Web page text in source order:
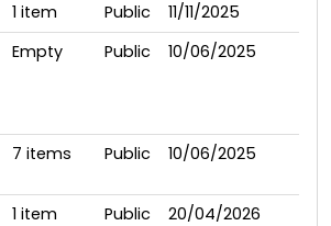
1 item Public
11/11/2025
Empty Public 10/06/2025
7 items Public 10/06/2025
1 item Public 20/04/2026